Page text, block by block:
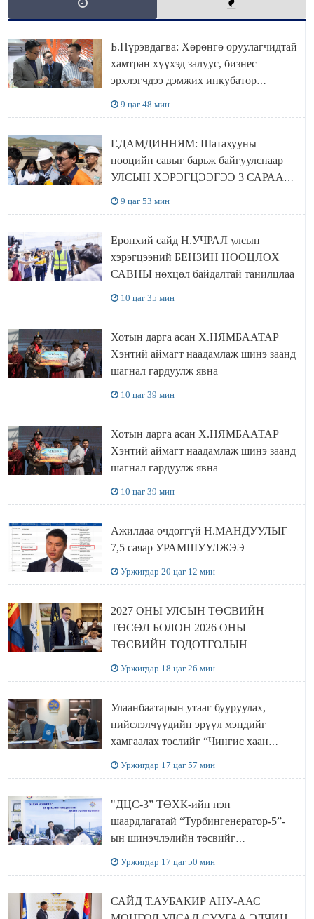
Б.Пүрэвдагва: Хөрөнгө оруулагчидтай
хамтран хүүхэд залуус, бизнес
эрхлэгчдээ дэмжих инкубатор
төвүүдийг хотын захын хорооллуудад
байгуулна
9 цаг 48 мин
Г.ДАМДИННЯМ: Шатахууны
нөөцийн савыг барьж байгуулснаар
УЛСЫН ХЭРЭГЦЭЭГЭЭ 3 САРААР
НӨӨЦЛӨДӨГ болно
9 цаг 53 мин
Ерөнхий сайд Н.УЧРАЛ улсын
хэрэгцээний БЕНЗИН НӨӨЦЛӨХ
САВНЫ нөхцөл байдалтай танилцлаа
10 цаг 35 мин
Хотын дарга асан Х.НЯМБААТАР
Хэнтий аймагт наадамлаж шинэ заанд
шагнал гардуулж явна
10 цаг 39 мин
Хотын дарга асан Х.НЯМБААТАР
Хэнтий аймагт наадамлаж шинэ заанд
шагнал гардуулж явна
10 цаг 39 мин
Ажилдаа очдоггүй Н.МАНДУУЛЫГ
7,5 саяар УРАМШУУЛЖЭЭ
Уржигдар 20 цаг 12 мин
2027 ОНЫ УЛСЫН ТӨСВИЙН
ТӨСӨЛ БОЛОН 2026 ОНЫ
ТӨСВИЙН ТОДОТГОЛЫН
ТӨСЛИЙН ОЛОН НИЙТИЙН
ХЭЛЭЛЦҮҮЛЭГ БОЛЛОО
Уржигдар 18 цаг 26 мин
Улаанбаатарын утааг бууруулах,
нийслэлчүүдийн эрүүл мэндийг
хамгаалах төслийг “Чингис хаан
баялгийн сан нэгдэл” ХХК-тай
хамтран хэрэгжүүлнэ
Уржигдар 17 цаг 57 мин
"ДЦС-3” ТӨХК-ийн нэн
шаардлагатай “Турбингенератор-5”-
ын шинэчлэлийн төсвийг
шийдвэрлэхээр болов
Уржигдар 17 цаг 50 мин
САЙД Т.АУБАКИР АНУ-ААС